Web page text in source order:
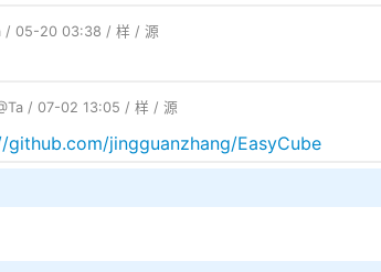
/ 05-20 03:38 / 样 / 源
/ 07-02 13:05 / 样 / 源
github.com/jingguanzhang/EasyCube